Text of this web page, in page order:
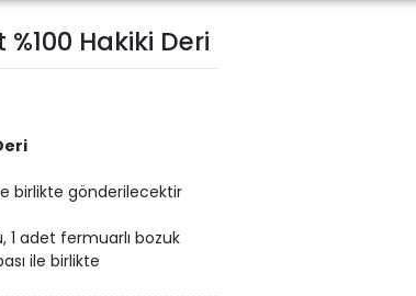
Hakiki Deri
birlikte gönderilecektir
1 adet fermuarlı bozuk
ile birlikte